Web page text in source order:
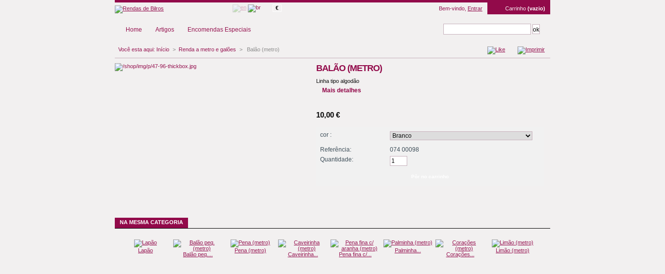
€ Carrinho (vazio)
Bem-vindo, Entrar
Home Artigos Encomendas Especiais
Você esta aqui: Início > Renda a metro e galões > Balão (metro)
BALÃO (METRO)
Linha tipo algodão
Mais detalhes
10,00 €
cor :
Referência:
074 00098
Quantidade:
NA MESMA CATEGORIA
Lapão
Balão peq....
Pena (metro)
Caveirinha... Pena fina c/...
Palminha...
Corações...
Limão (metro)